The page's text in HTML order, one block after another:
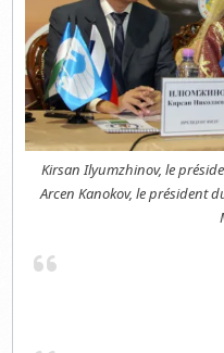
Kirsan Ilyumzhinov, le
Arcen Kanokov, le président